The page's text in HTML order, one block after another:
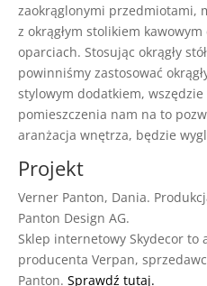
zaokrąglonymi przedmiotami,
z okrągłym stolikiem
oparciach. Stosując okrągły
powinniśmy zastosować
stylowym dodatkiem,
pomieszczenia nam na to
aranżacja wnętrza, będzie
Projekt
Verner Panton, Dania.
Panton Design AG.
Sklep internetowy Skydecor to
producenta Verpan,
Panton. Sprawdź tutaj.